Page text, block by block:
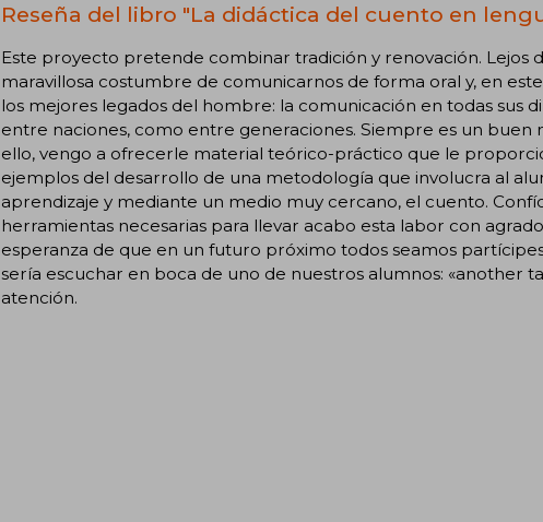
Reseña del libro "La didáctica del cuento en
Este proyecto pretende combinar tradición y renovación. Lejos
maravillosa costumbre de comunicarnos de forma oral y, en
los mejores legados del hombre: la comunicación en todas sus
entre naciones, como entre generaciones. Siempre es un
ello, vengo a ofrecerle material teórico-práctico que le
ejemplos del desarrollo de una metodología que involucra al
aprendizaje y mediante un medio muy cercano, el cuento.
herramientas necesarias para llevar acabo esta labor con
esperanza de que en un futuro próximo todos seamos
sería escuchar en boca de uno de nuestros alumnos: «another
atención.